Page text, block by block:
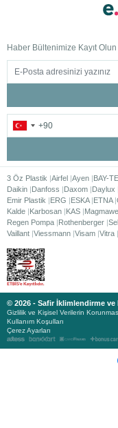
Haber Bültenimize Kayıt
3 Öz Plastik Airfel Ayen BAY-
Daikin Danfoss Daxom Daylux
Emir Plastik
ERG ESKA ETNA
Kalde Karbosan KAS
Regen Pompa Rothenberger
Vaillant Viessmann Visam Vitra
© 2026 - Safir İklimlendirme ve
Gizlilik ve Kişisel Verilerin
Kullanım Koşulları
Çerez Ayarları